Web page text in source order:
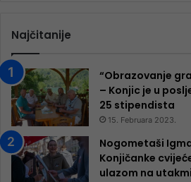
Najčitanije
“Obrazovanje
– Konjic je u
25 ​​stipendista
15. Februara 2023.
Nogometaši
Konjičanke
ulazom na